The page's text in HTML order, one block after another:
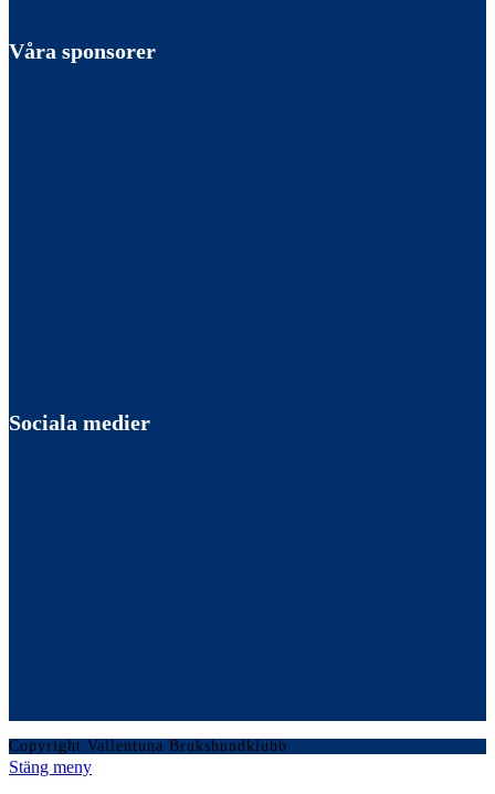
Våra sponsorer
Sociala medier
Copyright Vallentuna Brukshundklubb
Stäng meny